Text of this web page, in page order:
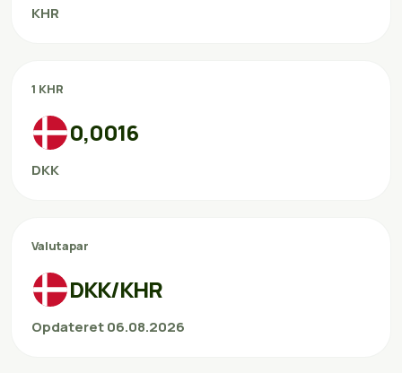
KHR
1 KHR
0,0016
DKK
Valutapar
DKK/KHR
Opdateret 06.08.2026